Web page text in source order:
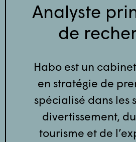
Analyste
de
Habo est un
en stratégie de
spécialisé dans les
divertissement,
tourisme et de